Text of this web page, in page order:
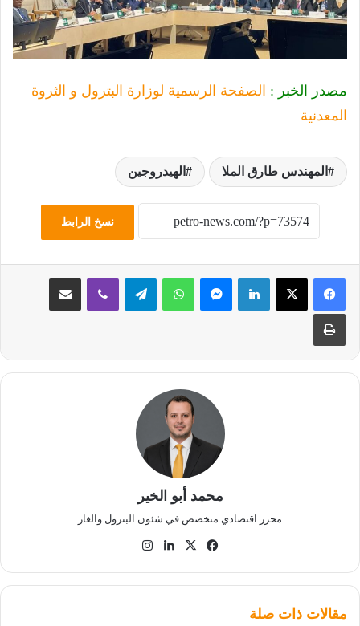
مصدر الخبر : الصفحة الرسمية لوزارة البترول و الثروة
المعدنية
المهندس طارق الملا الهيدروجين
نسخ الرابط
لينكدإن ماسنجر واتساب تيلقرام ڤايبر مشاركة عبر البريد
طباعة
محمد أبو الخير
محرر اقتصادي متخصص في شئون البترول والغاز
فيسبوك
‫X لينكدإن
مقالات ذات صلة